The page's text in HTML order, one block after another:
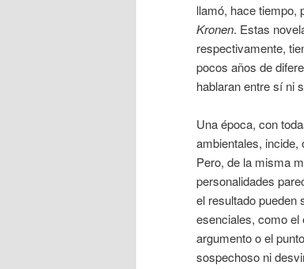
llamó, hace tiempo,
Kronen. Estas
respectivamente,
pocos años de
hablaran entre sí ni
Una época, con
ambientales, incide,
Pero, de la misma
personalidades
el resultado pueden
esenciales, como el
argumento o el
sospechoso ni